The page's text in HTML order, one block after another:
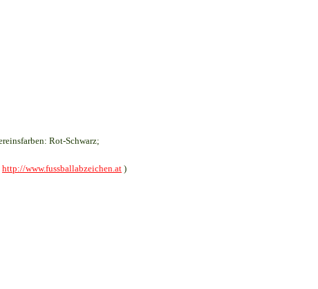
Rot-Schwarz;
http://www.fussballabzeichen.at )